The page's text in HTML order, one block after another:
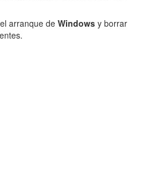
arranque de Windows y borrar